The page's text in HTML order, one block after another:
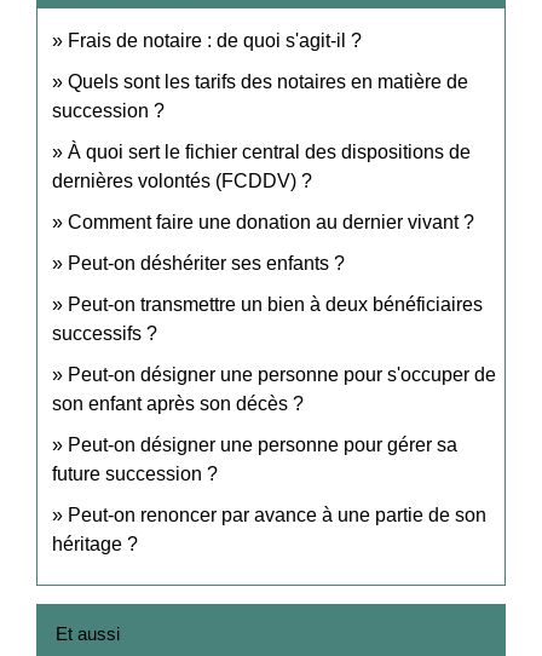
Frais de notaire : de quoi s'agit-il ?
Quels sont les tarifs des notaires en matière de
succession ?
À quoi sert le fichier central des dispositions de
dernières volontés (FCDDV) ?
Comment faire une donation au dernier vivant ?
Peut-on déshériter ses enfants ?
Peut-on transmettre un bien à deux bénéficiaires
successifs ?
Peut-on désigner une personne pour s'occuper de
son enfant après son décès ?
Peut-on désigner une personne pour gérer sa
future succession ?
Peut-on renoncer par avance à une partie de son
héritage ?
Et aussi